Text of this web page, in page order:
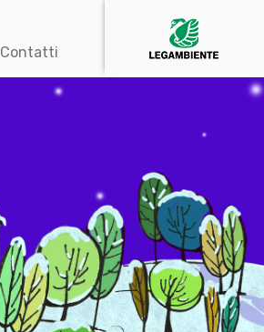
Contatti